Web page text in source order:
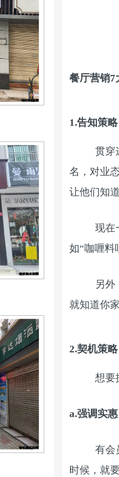
餐厅营销7
1.告知策略
贯穿
名，对业
让他们知
现在
如“咖喱料
另外
就知道你
2.契机策
想要
a.强调实惠
有会
时候，就